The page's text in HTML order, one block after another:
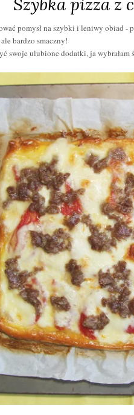
pomysł na szybki i leniwy obiad -
bardzo smaczny!
swoje ulubione dodatki, ja wybrałam